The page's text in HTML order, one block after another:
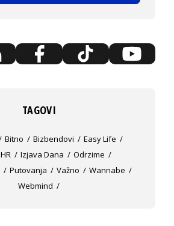
TAGOVI
Bitno Bizbendovi
Easy Life
HR Izjava Dana
Odrzime
Putovanja Važno
Wannabe
Webmind